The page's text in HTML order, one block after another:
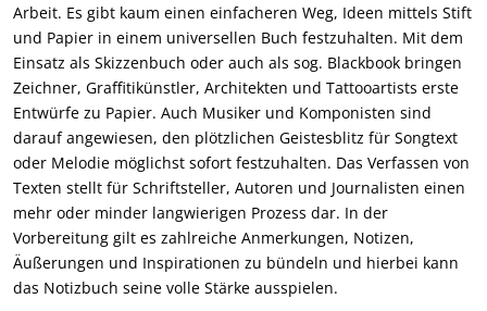
Arbeit. Es gibt kaum einen einfacheren Weg, Ideen mittels Stift
und Papier in einem universellen Buch festzuhalten. Mit dem
Einsatz als Skizzenbuch oder auch als sog. Blackbook bringen
Zeichner, Graffitikünstler, Architekten und Tattooartists erste
Entwürfe zu Papier. Auch Musiker und Komponisten sind
darauf angewiesen, den plötzlichen Geistesblitz für Songtext
oder Melodie möglichst sofort festzuhalten. Das Verfassen von
Texten stellt für Schriftsteller, Autoren und Journalisten einen
mehr oder minder langwierigen Prozess dar. In der
Vorbereitung gilt es zahlreiche Anmerkungen, Notizen,
Äußerungen und Inspirationen zu bündeln und hierbei kann
das Notizbuch seine volle Stärke ausspielen.